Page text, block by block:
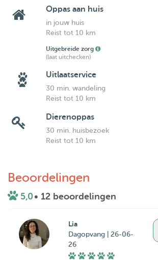
Oppas aan huis
in jouw huis
Reist tot 10 km
Uitgebreide zorg
(laat uitchecken)
Uitlaatservice
30 min. wandeling
Reist tot 10 km
Dierenoppas
30 min. huisbezoek
Reist tot 10 km
Beoordelingen
5,0• 12 beoordelingen
Lia
Dagopvang | 26-06-
26